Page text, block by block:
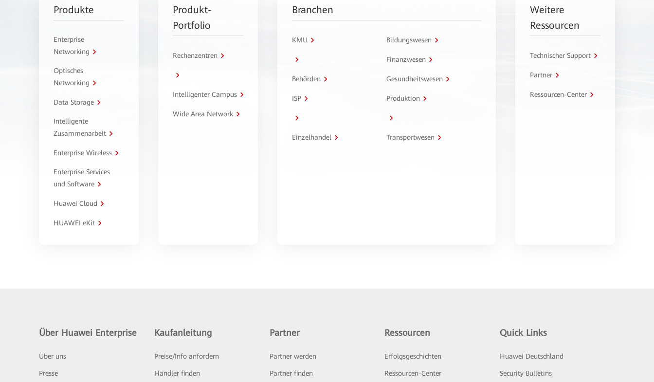
Produkte
Enterprise
Networking
Optisches
Networking
Data Storage
Intelligente
Zusammenarbeit
Enterprise Wireless
Enterprise Services
und Software
Huawei Cloud
HUAWEI eKit
Produkt-
Portfolio
Rechenzentren
Intelligenter Campus
Wide Area Network
Branchen
KMU Bildungswesen
Finanzwesen
Behörden Gesundheitswesen
ISP Produktion
Einzelhandel Transportwesen
Weitere
Ressourcen
Technischer Support
Partner
Ressourcen-Center
Über Huawei Enterprise
Über uns
Presse
Kaufanleitung
Preise/Info anfordern
Händler finden
Partner
Partner werden
Partner finden
Ressourcen
Erfolgsgeschichten
Ressourcen-Center
Quick Links
Huawei Deutschland
Security Bulletins